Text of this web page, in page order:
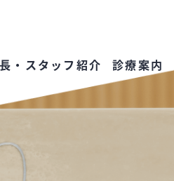
・スタッフ紹介 診療案内